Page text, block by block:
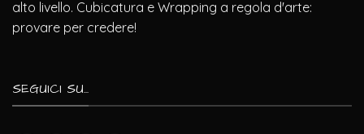
alto livello. Cubicatura e Wrapping a regola d'arte:
provare per credere!
SEGUICI SU...